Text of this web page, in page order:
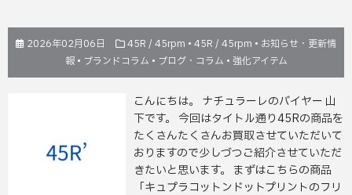
2026年02月06日 45R / 45rpm • 45R / 45rpm • お知らせ・更新情
報• ブランドコラム • ブログ・コラム • 強化アイテム
こんにちは。 ナチュラーレのバイヤー 山
下です。 今回はタイトル通り45Rの商品を
たくさんたくさんお買取させていただいて
おりますので少しづつご紹介させていただ
きたいと思います。 まずはこちらの商品
「キュプラコットンドットプリントのフリ